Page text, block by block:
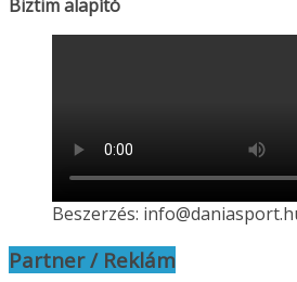
Biztim alapító
Beszerzés:
Partner / Reklám